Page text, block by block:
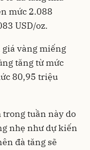
mức 2.088
USD/oz.
vàng miếng
tăng từ mức
80,95 triệu
trong tuần này do
nhẹ như dự kiến
đà tăng sẽ